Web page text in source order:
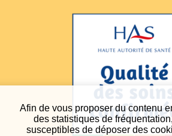
Afin de vous proposer du contenu
des statistiques de
susceptibles de déposer des